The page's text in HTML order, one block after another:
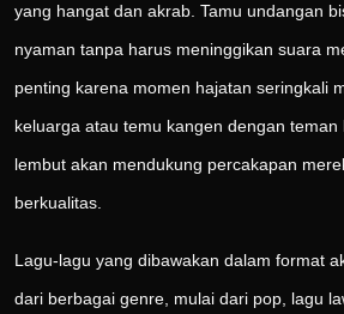
yang hangat dan akrab. Tamu undangan
nyaman tanpa harus meninggikan suara
penting karena momen hajatan seringkali
keluarga atau temu kangen dengan
lembut akan mendukung percakapan
berkualitas.
Lagu-lagu yang dibawakan dalam format
dari berbagai genre, mulai dari pop, lagu